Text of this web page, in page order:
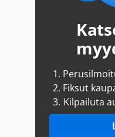
1.
2. Fiksut
3. Kilpailuta